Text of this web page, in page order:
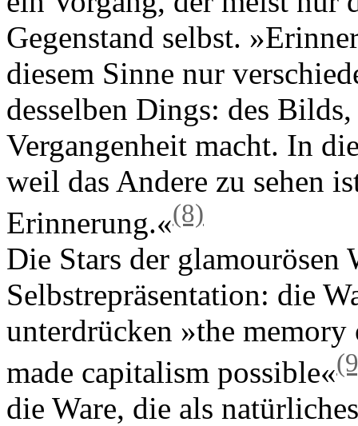
Gegenstand selbst.
diesem Sinne nur
desselben Dings: des
Vergangenheit macht. In
weil das Andere zu sehen
Erinnerung.«(8)
Die Stars der glamourösen
Selbstrepräsentation: die
unterdrücken »the
made capitalism possible«
die Ware, die als